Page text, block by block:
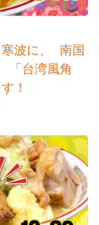
波に、 南国
「台湾風角
！